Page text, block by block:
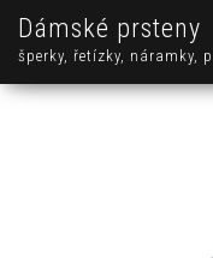
Dámské prsteny
šperky, řetízky, náramky,